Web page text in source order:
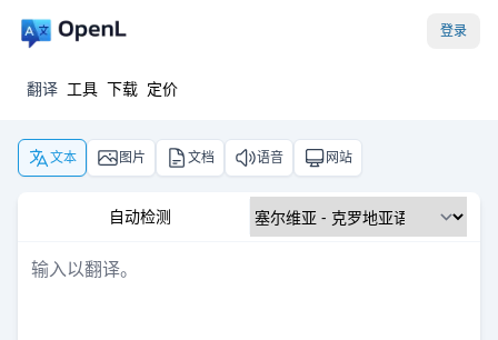
登录
翻译 工具 下载 定价
文本 图片 文档 语音 网站
自动检测